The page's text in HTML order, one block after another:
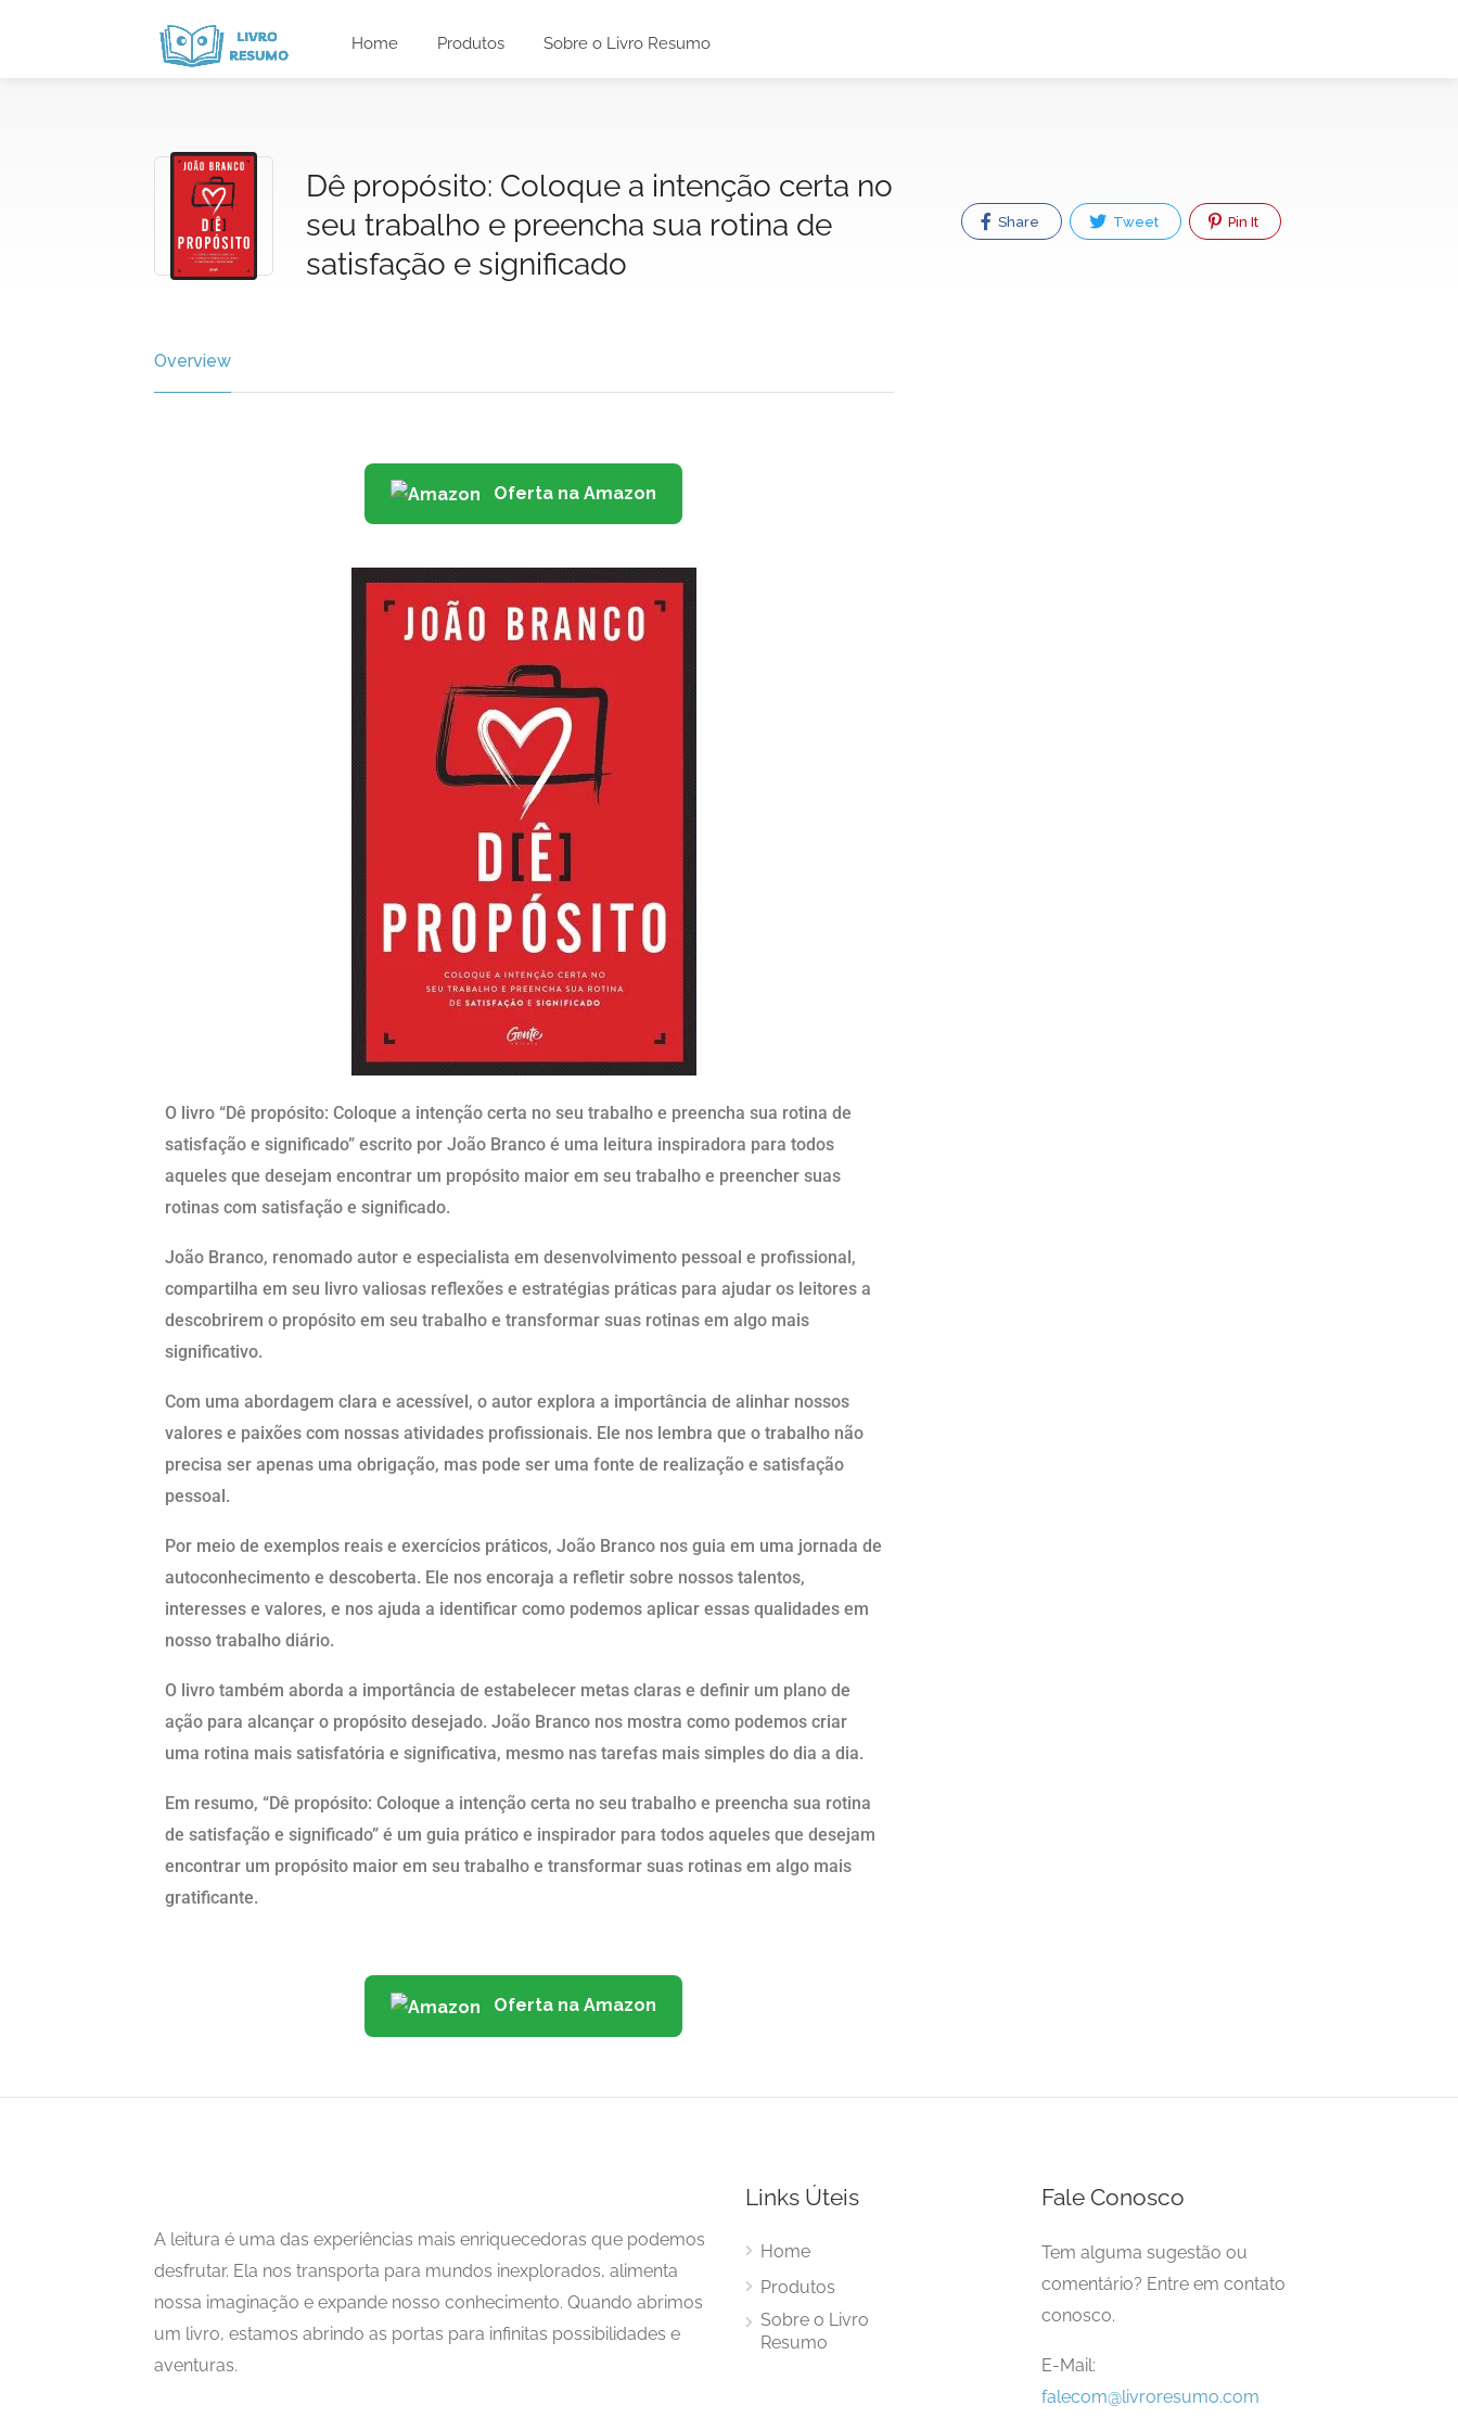
Home Produtos Sobre o Livro Resumo
Dê propósito: Coloque a intenção certa no
seu trabalho e preencha sua rotina de
satisfação e significado
Overview
Oferta na Amazon
O livro “Dê propósito: Coloque a intenção certa no seu trabalho e preencha sua rotina de
satisfação e significado” escrito por João Branco é uma leitura inspiradora para todos
aqueles que desejam encontrar um propósito maior em seu trabalho e preencher suas
rotinas com satisfação e significado.
João Branco, renomado autor e especialista em desenvolvimento pessoal e profissional,
compartilha em seu livro valiosas reflexões e estratégias práticas para ajudar os leitores a
descobrirem o propósito em seu trabalho e transformar suas rotinas em algo mais
significativo.
Com uma abordagem clara e acessível, o autor explora a importância de alinhar nossos
valores e paixões com nossas atividades profissionais. Ele nos lembra que o trabalho não
precisa ser apenas uma obrigação, mas pode ser uma fonte de realização e satisfação
pessoal.
Por meio de exemplos reais e exercícios práticos, João Branco nos guia em uma jornada de
autoconhecimento e descoberta. Ele nos encoraja a refletir sobre nossos talentos,
interesses e valores, e nos ajuda a identificar como podemos aplicar essas qualidades em
nosso trabalho diário.
O livro também aborda a importância de estabelecer metas claras e definir um plano de
ação para alcançar o propósito desejado. João Branco nos mostra como podemos criar
uma rotina mais satisfatória e significativa, mesmo nas tarefas mais simples do dia a dia.
Em resumo, “Dê propósito: Coloque a intenção certa no seu trabalho e preencha sua rotina
de satisfação e significado” é um guia prático e inspirador para todos aqueles que desejam
encontrar um propósito maior em seu trabalho e transformar suas rotinas em algo mais
gratificante.
Oferta na Amazon
Share Tweet Pin It
A leitura é uma das experiências mais enriquecedoras que podemos
desfrutar. Ela nos transporta para mundos inexplorados, alimenta
nossa imaginação e expande nosso conhecimento. Quando abrimos
um livro, estamos abrindo as portas para infinitas possibilidades e
aventuras.
Links Úteis
Home
Produtos
Sobre o Livro
Resumo
Fale Conosco
Tem alguma sugestão ou
comentário? Entre em contato
conosco.
E-Mail:
falecom@livroresumo.com